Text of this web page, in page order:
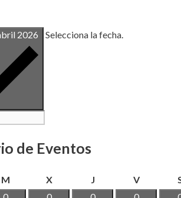
2026 Selecciona la fecha.
de Eventos
Mmartes Xmiércoles
Jjueves Vviernes